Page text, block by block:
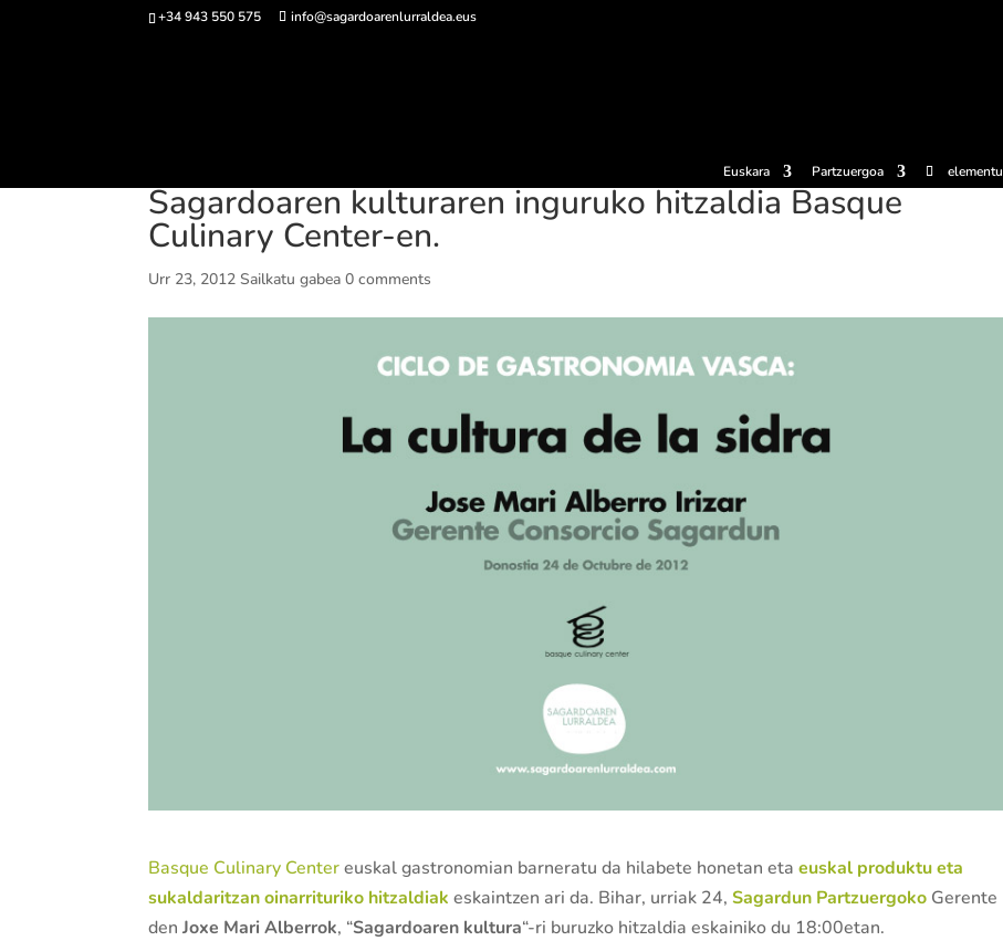
+34 943 550 575 info@sagardoarenlurraldea.eus
Euskara Partzuergoa elementu
Sagardoaren kulturaren inguruko hitzaldia Basque
Culinary Center-en.
Urr 23, 2012 Sailkatu gabea 0 comments
Basque Culinary Centereuskal gastronomian barneratu da hilabete honetan etaeuskal produktu eta
sukaldaritzan oinarrituriko hitzaldiakeskaintzen ari da. Bihar, urriak 24,Sagardun Partzuergoko Gerente
denJoxe Mari Alberrok, “Sagardoaren kultura“-ri buruzko hitzaldia eskainiko du 18:00etan.